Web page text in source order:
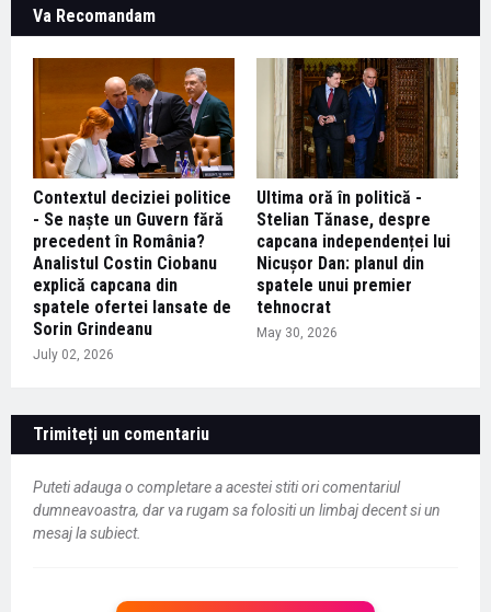
Va Recomandam
Contextul deciziei politice
- Se naște un Guvern fără
precedent în România?
Analistul Costin Ciobanu
explică capcana din
spatele ofertei lansate de
Sorin Grindeanu
July 02, 2026
Ultima oră în politică -
Stelian Tănase, despre
capcana independenței lui
Nicușor Dan: planul din
spatele unui premier
tehnocrat
May 30, 2026
Trimiteți un comentariu
Puteti adauga o completare a acestei stiti ori comentariul
dumneavoastra, dar va rugam sa folositi un limbaj decent si un
mesaj la subiect.